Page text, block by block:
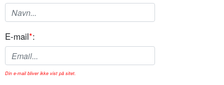
E-mail*:
Din e-mail bliver ikke vist på sitet.